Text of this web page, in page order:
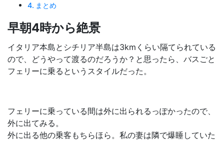
まとめ
早朝4時から絶景
イタリア本島とシチリア半島は3kmくらい隔てられている
ので、どうやって渡るのだろうか？と思ったら、バスごと
フェリーに乗るというスタイルだった。
フェリーに乗っている間は外に出られるっぽかったので、
外に出てみる。
外に出る他の乗客もちらほら。私の妻は隣で爆睡していた